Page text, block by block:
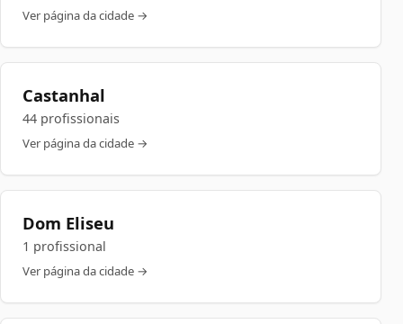
Ver página da cidade →
Castanhal
44 profissionais
Ver página da cidade →
Dom Eliseu
1 profissional
Ver página da cidade →